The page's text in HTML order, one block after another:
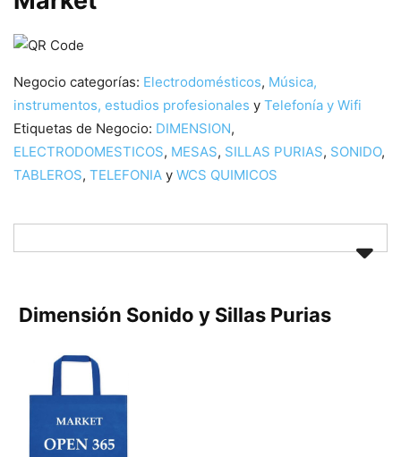
Negocio categorías: Electrodomésticos, Música,
instrumentos, estudios profesionales y Telefonía y Wifi
Etiquetas de Negocio: DIMENSION,
ELECTRODOMESTICOS, MESAS, SILLAS PURIAS, SONIDO,
TABLEROS, TELEFONIA y WCS QUIMICOS
Dimensión Sonido y Sillas Purias